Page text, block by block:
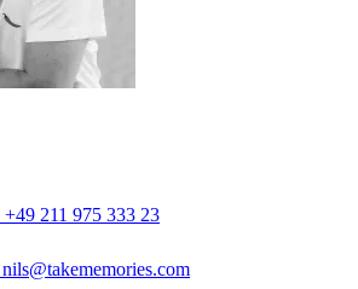
+49 211 975 333 23
nils@takememories.com